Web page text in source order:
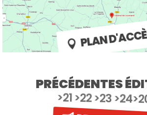
PLAN
PRÉCÉDENTES
>21 >22 >23